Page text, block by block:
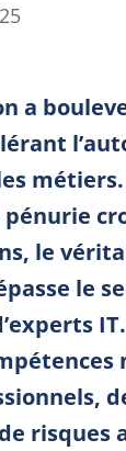
a
métiers.
le
le
IT.
risques